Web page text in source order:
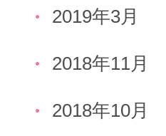
2019年3月
2018年11月
2018年10月